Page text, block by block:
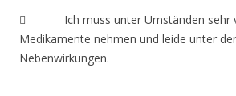
 Ich muss unter Umständen sehr
Medikamente nehmen und leide unter
Nebenwirkungen.